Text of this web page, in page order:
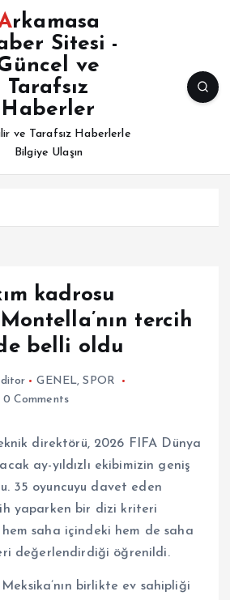
Sitesi -
ve
Tarafsız
Haberler
ve Tarafsız Haberlerle
Bilgiye Ulaşın
kadrosu
tercih
belli oldu
GENEL,SPOR
0 Comments
direktörü, 2026 FIFA Dünya
ay-yıldızlı ekibimizin geniş
35 oyuncuyu davet eden
yaparken bir dizi kriteri
saha içindeki hem de saha
değerlendirdiği öğrenildi.
birlikte ev sahipliği